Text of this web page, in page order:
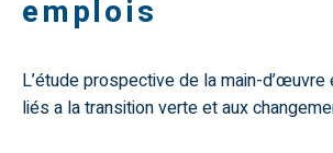
emplois
L’étude prospective de la main-
liés a la transition verte et aux